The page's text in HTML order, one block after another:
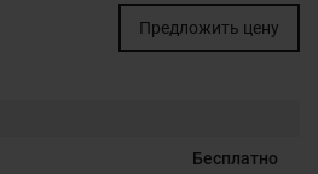
Предложить цену
Бесплатно